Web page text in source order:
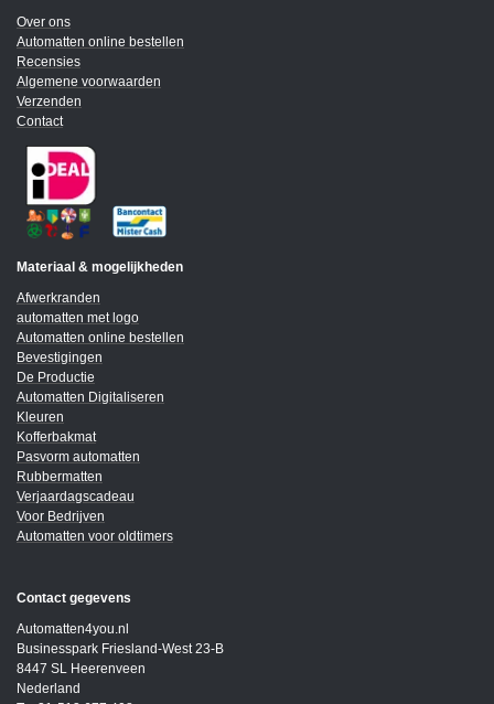
Over ons
Automatten online bestellen
Recensies
Algemene voorwaarden
Verzenden
Contact
Materiaal & mogelijkheden
Afwerkranden
automatten met logo
Automatten online bestellen
Bevestigingen
De Productie
Automatten Digitaliseren
Kleuren
Kofferbakmat
Pasvorm automatten
Rubbermatten
Verjaardagscadeau
Voor Bedrijven
Automatten voor oldtimers
Contact gegevens
Automatten4you.nl
Businesspark Friesland-West 23-B
8447 SL Heerenveen
Nederland